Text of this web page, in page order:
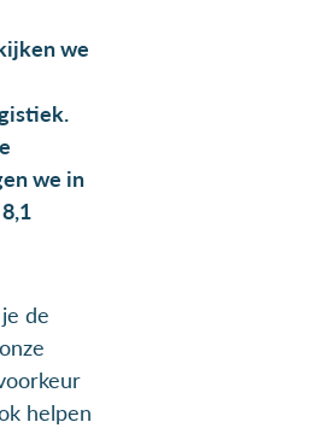
we
we in
de
helpen